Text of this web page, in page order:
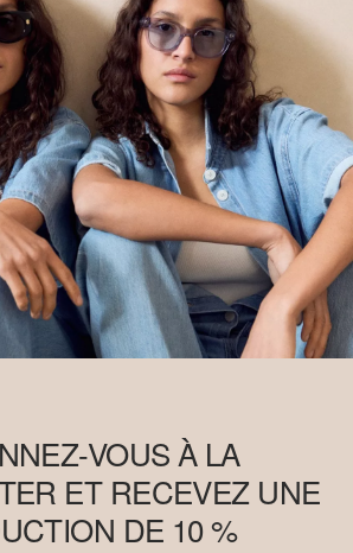
VOUS À LA
ET RECEVEZ UNE
DE 10 %